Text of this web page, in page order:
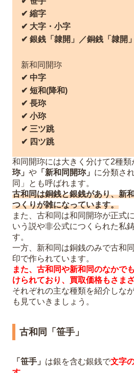
✔︎ 縮字
✔︎ 大字・小字
✔︎ 銀銭「隷開」／銅銭「隷開」
新和同開珎
✔︎ 中字
✔︎ 短和(降和)
✔︎ 長珎
✔︎ 小珎
✔︎ 三ツ跳
✔︎ 四ツ跳
和同開珎には大きく分けて2種類
珎」 や 「新和同開珎」 に分類さ
同」とも呼ばれます。
古和同は銅銭と銀銭があり、新
つくりが雑になっています。
また、古和同は和同開珎が正式
いう説や非公式につくられた私
す。
一方、新和同は銅銭のみで古和
印で作られています。
また、古和同や新和同のなかで
けられており、買取価格もさまざ
それぞれの主な種類を紹介しな
も見ていきましょう。
古和同「笹手」
「笹手」 は銀を含む銀銭で文字